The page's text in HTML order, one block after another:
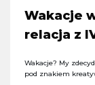
Wakacje
relacja z
Wakacje? My
pod znakiem